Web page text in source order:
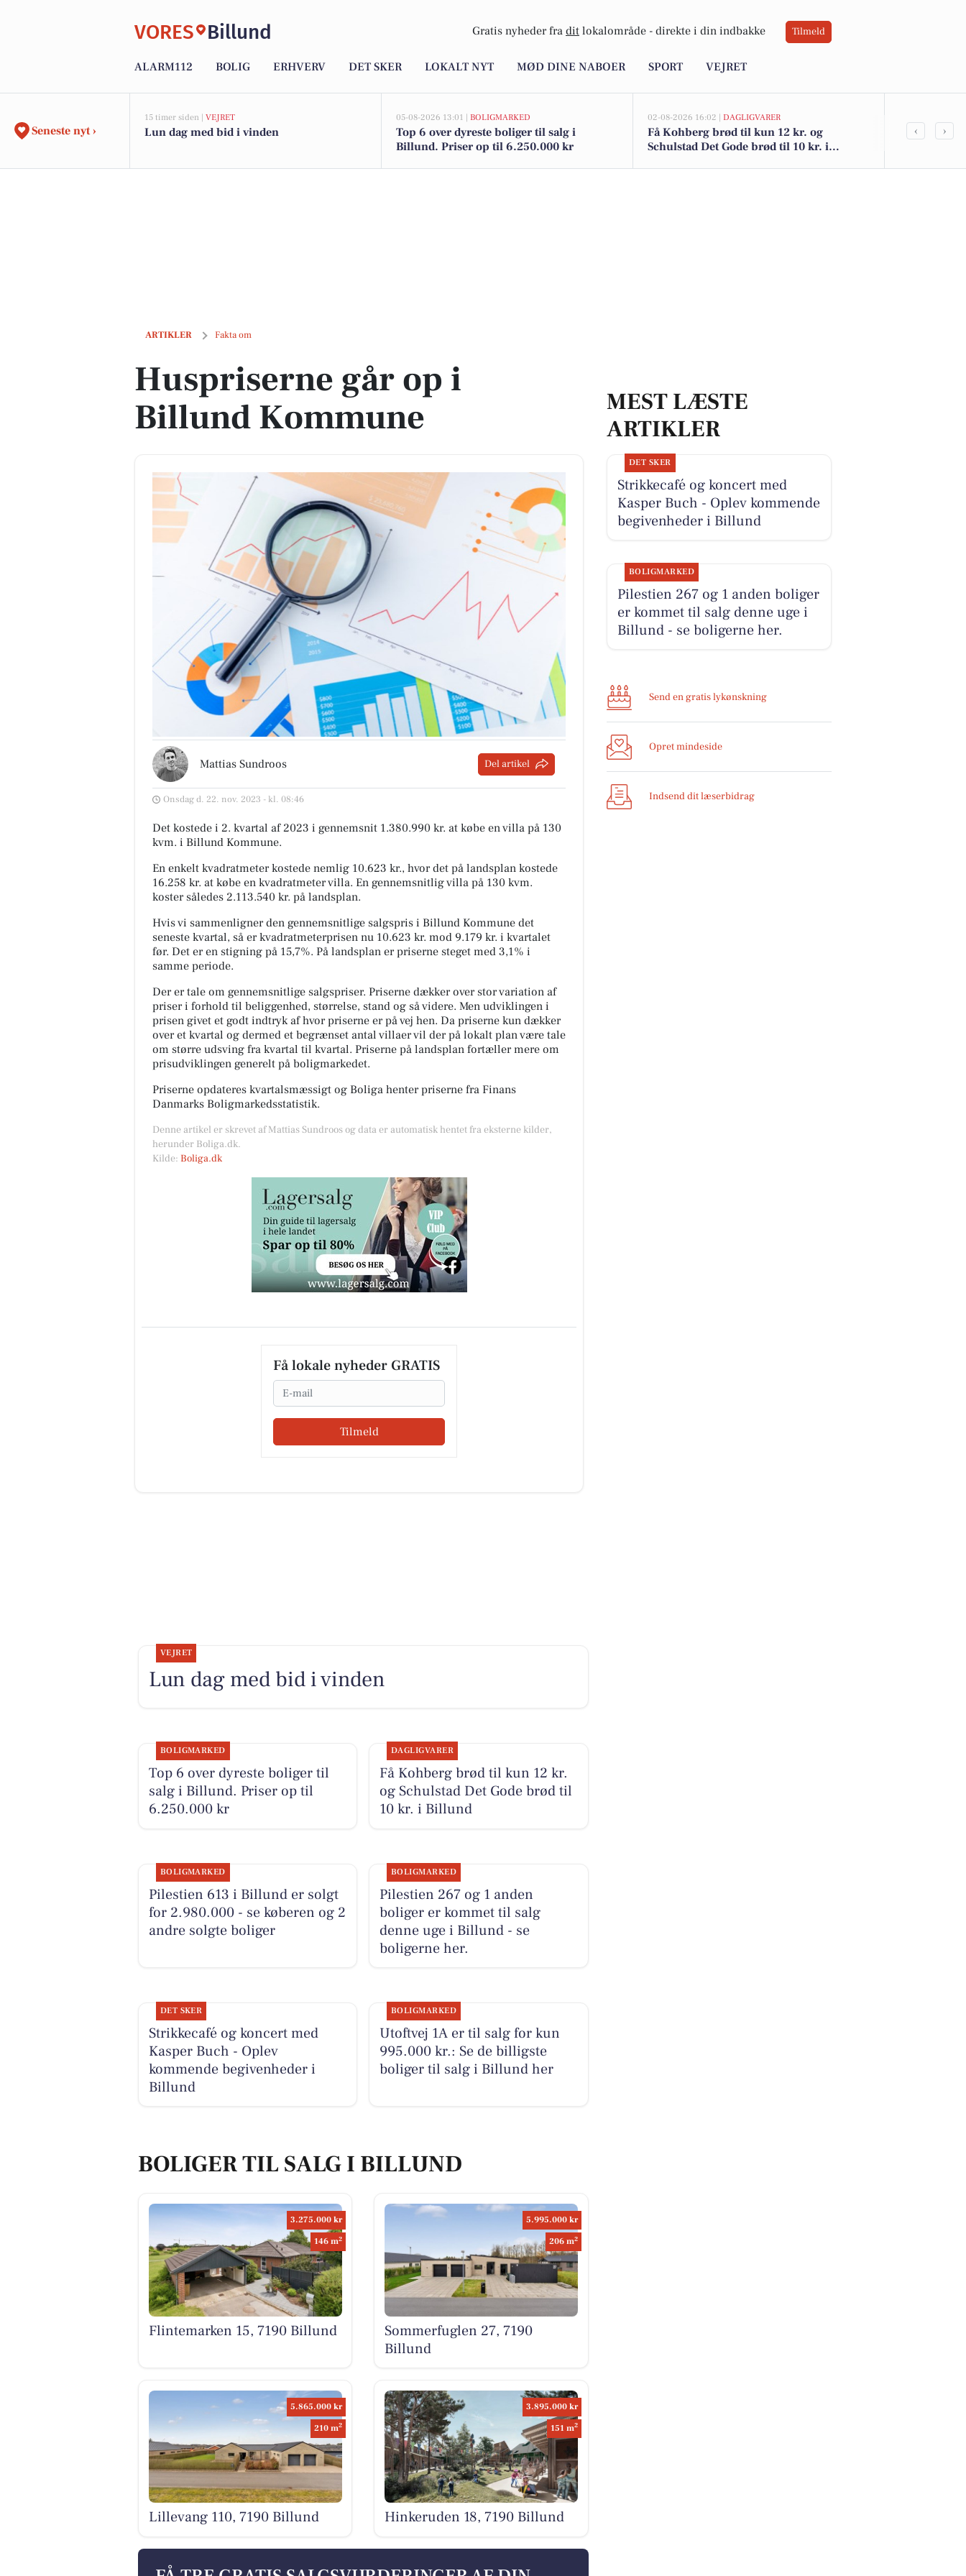
VORES Billund Gratis nyheder fra dit lokalområde - direkte i din indbakke Tilmeld
ALARM112 BOLIG ERHVERV DET SKER LOKALT NYT MØD DINE NABOER SPORT VEJRET
Seneste nyt ›
15 timer siden | VEJRET
Lun dag med bid i vinden
05-08-2026 13:01 | BOLIGMARKED
Top 6 over dyreste boliger til salg i
Billund. Priser op til 6.250.000 kr
02-08-2026 16:02 | DAGLIGVARER
Få Kohberg brød til kun 12 kr. og
Schulstad Det Gode brød til 10 kr. i
Pilestien
‹ ›
ARTIKLER Fakta om
Huspriserne går op i Billund Kommune
Huspriserne går op i
Billund Kommune
Mattias Sundroos Del artikel
Onsdag d. 22. nov. 2023 - kl. 08:46
Det kostede i 2. kvartal af 2023 i gennemsnit 1.380.990 kr. at købe en villa på 130
kvm. i Billund Kommune.
En enkelt kvadratmeter kostede nemlig 10.623 kr., hvor det på landsplan kostede
16.258 kr. at købe en kvadratmeter villa. En gennemsnitlig villa på 130 kvm.
koster således 2.113.540 kr. på landsplan.
Hvis vi sammenligner den gennemsnitlige salgspris i Billund Kommune det
seneste kvartal, så er kvadratmeterprisen nu 10.623 kr. mod 9.179 kr. i kvartalet
før. Det er en stigning på 15,7%. På landsplan er priserne steget med 3,1% i
samme periode.
Der er tale om gennemsnitlige salgspriser. Priserne dækker over stor variation af
priser i forhold til beliggenhed, størrelse, stand og så videre. Men udviklingen i
prisen givet et godt indtryk af hvor priserne er på vej hen. Da priserne kun dækker
over et kvartal og dermed et begrænset antal villaer vil der på lokalt plan være tale
om større udsving fra kvartal til kvartal. Priserne på landsplan fortæller mere om
prisudviklingen generelt på boligmarkedet.
Priserne opdateres kvartalsmæssigt og Boliga henter priserne fra Finans
Danmarks Boligmarkedsstatistik.
Denne artikel er skrevet af Mattias Sundroos og data er automatisk hentet fra eksterne kilder,
herunder Boliga.dk.
Kilde: Boliga.dk
Få lokale nyheder GRATIS
Email
Tilmeld
MEST LÆSTE
ARTIKLER
DET SKER
Strikkecafé og koncert med
Kasper Buch - Oplev kommende
begivenheder i Billund
BOLIGMARKED
Pilestien 267 og 1 anden boliger
er kommet til salg denne uge i
Billund - se boligerne her.
Send en gratis lykønskning
Opret mindeside
Indsend dit læserbidrag
VEJRET
Lun dag med bid i vinden
BOLIGMARKED
Top 6 over dyreste boliger til
salg i Billund. Priser op til
6.250.000 kr
DAGLIGVARER
Få Kohberg brød til kun 12 kr.
og Schulstad Det Gode brød til
10 kr. i Billund
BOLIGMARKED
Pilestien 613 i Billund er solgt
for 2.980.000 - se køberen og 2
andre solgte boliger
BOLIGMARKED
Pilestien 267 og 1 anden
boliger er kommet til salg
denne uge i Billund - se
boligerne her.
DET SKER
Strikkecafé og koncert med
Kasper Buch - Oplev
kommende begivenheder i
Billund
BOLIGMARKED
Utoftvej 1A er til salg for kun
995.000 kr.: Se de billigste
boliger til salg i Billund her
BOLIGER TIL SALG I BILLUND
3.275.000 kr
146 m2
Flintemarken 15, 7190 Billund
5.995.000 kr
206 m2
Sommerfuglen 27, 7190
Billund
5.865.000 kr
210 m2
Lillevang 110, 7190 Billund
3.895.000 kr
151 m2
Hinkeruden 18, 7190 Billund